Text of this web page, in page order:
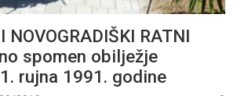
NOVOGRADIŠKI RATNI
spomen obilježje
rujna 1991. godine